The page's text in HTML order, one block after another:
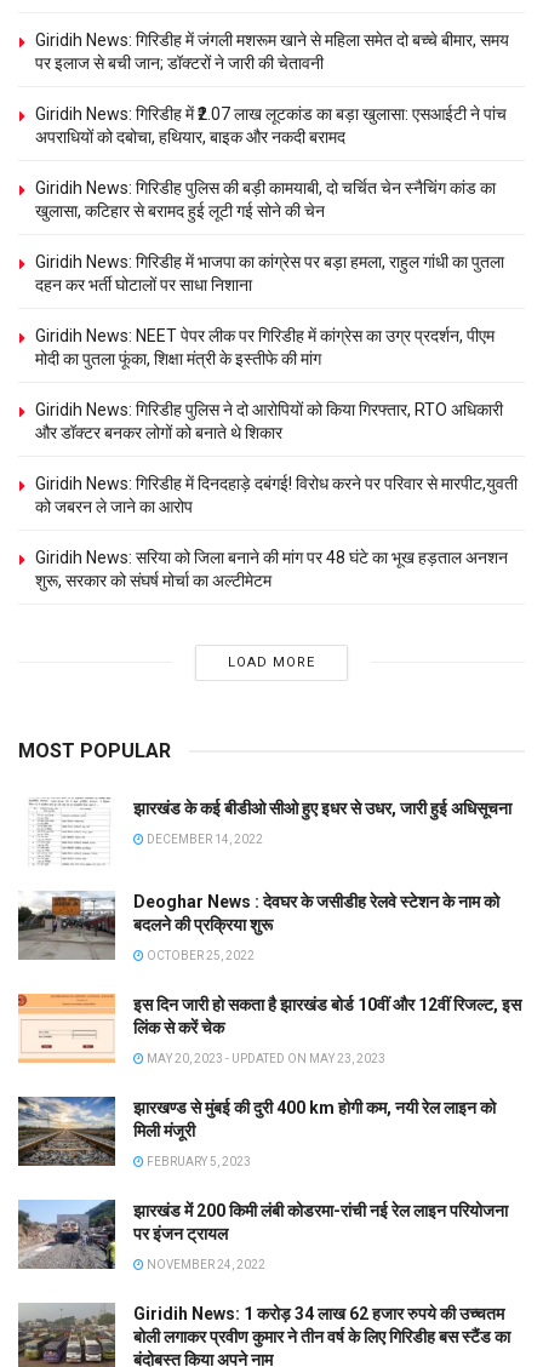
Giridih News: गिरिडीह में जंगली मशरूम खाने से महिला समेत दो बच्चे बीमार, समय
पर इलाज से बची जान; डॉक्टरों ने जारी की चेतावनी
Giridih News: गिरिडीह में ₹2.07 लाख लूटकांड का बड़ा खुलासा: एसआईटी ने पांच
अपराधियों को दबोचा, हथियार, बाइक और नकदी बरामद
Giridih News: गिरिडीह पुलिस की बड़ी कामयाबी, दो चर्चित चेन स्नैचिंग कांड का
खुलासा, कटिहार से बरामद हुई लूटी गई सोने की चेन
Giridih News: गिरिडीह में भाजपा का कांग्रेस पर बड़ा हमला, राहुल गांधी का पुतला
दहन कर भर्ती घोटालों पर साधा निशाना
Giridih News: NEET पेपर लीक पर गिरिडीह में कांग्रेस का उग्र प्रदर्शन, पीएम
मोदी का पुतला फूंका, शिक्षा मंत्री के इस्तीफे की मांग
Giridih News: गिरिडीह पुलिस ने दो आरोपियों को किया गिरफ्तार, RTO अधिकारी
और डॉक्टर बनकर लोगों को बनाते थे शिकार
Giridih News: गिरिडीह में दिनदहाड़े दबंगई! विरोध करने पर परिवार से मारपीट,युवती
को जबरन ले जाने का आरोप
Giridih News: सरिया को जिला बनाने की मांग पर 48 घंटे का भूख हड़ताल अनशन
शुरू, सरकार को संघर्ष मोर्चा का अल्टीमेटम
LOAD MORE
MOST POPULAR
झारखंड के कई बीडीओ सीओ हुए इधर से उधर, जारी हुई अधिसूचना
DECEMBER 14, 2022
Deoghar News : देवघर के जसीडीह रेलवे स्टेशन के नाम को
बदलने की प्रक्रिया शुरू
OCTOBER 25, 2022
इस दिन जारी हो सकता है झारखंड बोर्ड 10वीं और 12वीं रिजल्ट, इस
लिंक से करें चेक
MAY 20, 2023 - UPDATED ON MAY 23, 2023
झारखण्ड से मुंबई की दुरी 400 km होगी कम, नयी रेल लाइन को
मिली मंजूरी
FEBRUARY 5, 2023
झारखंड में 200 किमी लंबी कोडरमा-रांची नई रेल लाइन परियोजना
पर इंजन ट्रायल
NOVEMBER 24, 2022
Giridih News: 1 करोड़ 34 लाख 62 हजार रुपये की उच्चतम
बोली लगाकर प्रवीण कुमार ने तीन वर्ष के लिए गिरिडीह बस स्टैंड का
बंदोबस्त किया अपने नाम